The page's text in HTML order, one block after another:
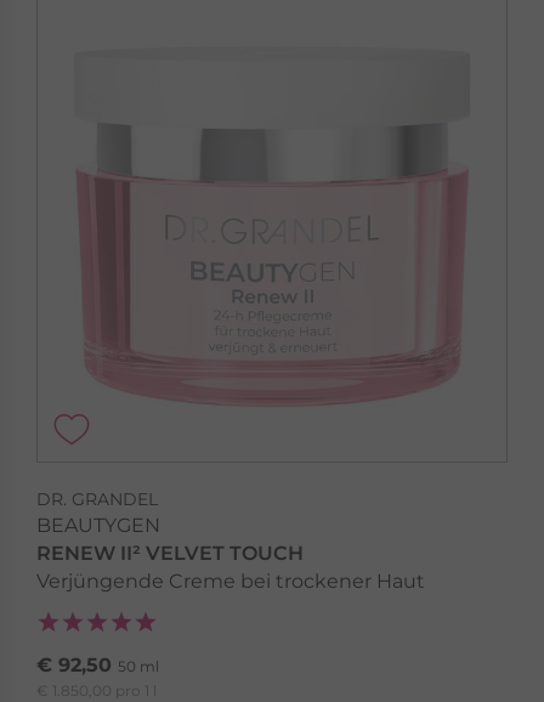
DR. GRANDEL
BEAUTYGEN
RENEW II² VELVET TOUCH
Verjüngende Creme bei trockener Haut
€ 92,50 50 ml
€ 1.850,00 pro 1 l